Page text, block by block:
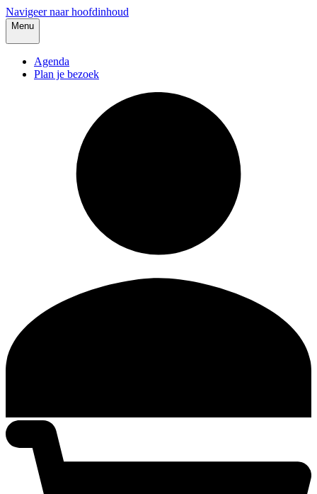
Navigeer naar hoofdinhoud
Menu
Agenda
Plan je bezoek